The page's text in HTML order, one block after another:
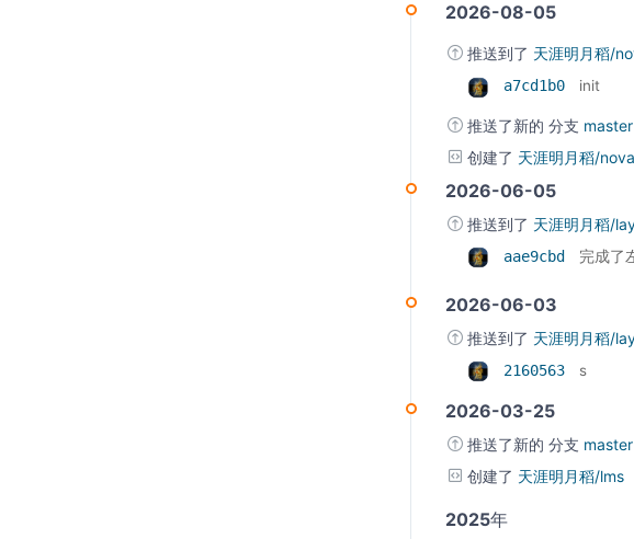
2026-08-05
推送到了 天涯明月稻/
a7cd1b0 init
推送了新的分支
创建了 天涯明月稻/
2026-06-05
推送到了 天涯明月稻/
aae9cbd 完成了
2026-06-03
推送到了 天涯明月稻/
2160563 s
2026-03-25
推送了新的分支
创建了 天涯明月稻/lms
2025年